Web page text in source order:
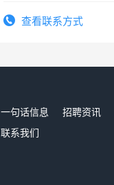
查看联系方式
一句话信息 招聘资讯
联系我们